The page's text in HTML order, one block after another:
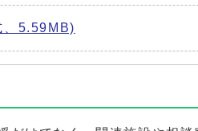
、5.59MB)